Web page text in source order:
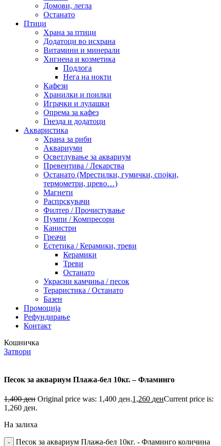
Домови, легла
Останато
Птици
Храна за птици
Додатоци во исхрана
Витамини и минерали
Хигиена и козметика
Подлога
Нега на нокти
Кафези
Хранилки и поилки
Играчки и лулашки
Опрема за кафез
Гнезда и додатоци
Акваристика
Храна за риби
Аквариуми
Осветлување за аквариум
Превентива / Лекарства
Останато (Мрестилки, гумички, спојки,
термометри, црево…)
Магнети
Распрскувачи
Филтер / Прочистување
Пумпи / Компресори
Канистри
Греачи
Естетика / Керамики, треви
Керамики
Треви
Останато
Украсни камчиња / песок
Тераристика / Останато
Базен
Промоција
Рефундирање
Контакт
Кошничка
Затвори
Песок за аквариум Плажа-бел 10кг. – Фламинго
1,400ден Original price was: 1,400 ден.1,260 денCurrent price is:
1,260 ден.
На залиха
Песок за аквариум Плажа-бел 10кг. - Фламинго количина